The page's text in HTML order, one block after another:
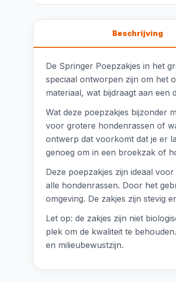
Beschrijving
De Springer Poepzakjes in het
speciaal ontworpen zijn om het
materiaal, wat bijdraagt aan een
Wat deze poepzakjes bijzonder
voor grotere hondenrassen of
ontwerp dat voorkomt dat je er
genoeg om in een broekzak of
Deze poepzakjes zijn ideaal
alle hondenrassen. Door het
omgeving. De zakjes zijn stevig
Let op: de zakjes zijn niet
plek om de kwaliteit te
en milieubewustzijn.